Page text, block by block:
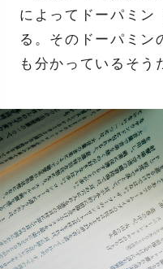
によってドーパミン
る。そのドーパミン
も分かっているそう